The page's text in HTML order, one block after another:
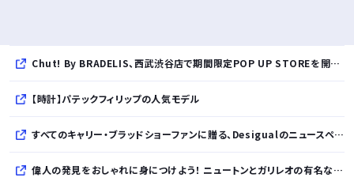
Chut! By BRADELIS、西武渋谷店で期間限定POP UP STOREを開催！全商品展開＆新作10%OFFの特別な6日間
【時計】パテックフィリップの人気モデル
すべてのキャリー・ブラッドショーファンに贈る、Desigualのニュースペーパープリントコレクション
偉人の発見をおしゃれに身につけよう！ ニュートンとガリレオの有名な発見をモチーフにした、クールタッチTシャツ＆トートバッグが発売されました【QurioStore】